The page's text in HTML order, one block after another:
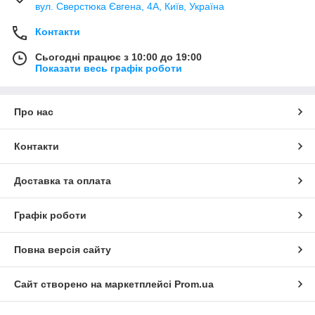
вул. Сверстюка Євгена, 4А, Київ, Україна
Контакти
Сьогодні працює з 10:00 до 19:00
Показати весь графік роботи
Про нас
Контакти
Доставка та оплата
Графік роботи
Повна версія сайту
Сайт створено на маркетплейсі Prom.ua